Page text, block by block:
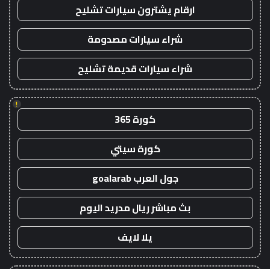
ارقام يشترون سيارات تشليح
شراء سيارات مصدومة
شراء سيارات قديمة تشليح
!
كورة 365
كورة سيتي
جول العرب goalarab
بث مباشر ريال مدريد اليوم
يلا لايف